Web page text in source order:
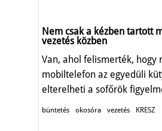
Nem csak a kézben tartott
vezetés közben
Van, ahol felismerték, hogy
mobiltelefon az egyedüli
elterelheti a sofőrök
büntetés okosóra vezetés KRESZ